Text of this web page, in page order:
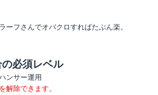
ーフさんでオバクロすればたぶん楽。
必須レベル
ンサー運用
解除できます。